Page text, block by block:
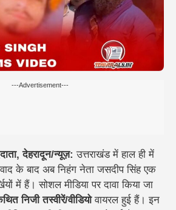
---Advertisement---
देहरादून/न्यूज़: उत्तराखंड में हाल ही में
के बाद अब निहंग नेता जसदीप सिंह एक
में हैं। सोशल मीडिया पर दावा किया जा
निजी तस्वीरें/वीडियोवायरल हुई हैं। इन